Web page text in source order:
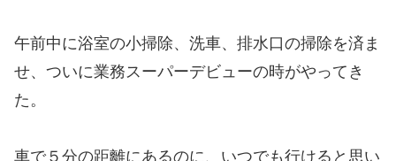
午前中に浴室の小掃除、洗車、排水口の掃除を済ま
せ、ついに業務スーパーデビューの時がやってき
た。
車で５分の距離にあるのに、いつでも行けると思い